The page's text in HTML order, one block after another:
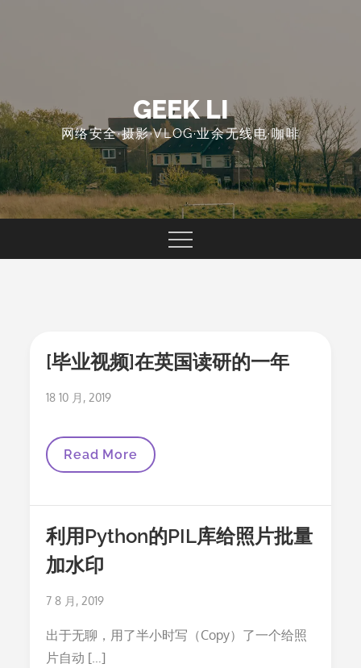
GEEK LI
网络安全·摄影·VLOG·业余无线电·咖啡
[毕业视频]在英国读研的一年
Posted
18 10 月, 2019
[毕
业
在
国
读
研
的
年
Read More
利用Python的PIL库给照片批量
加水印
Posted
7 8 月, 2019
出于无聊，用了半小时写（Copy）了一个给照
片自动 […]